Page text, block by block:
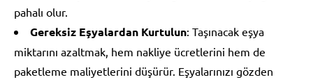
pahalı olur.
Gereksiz Eşyalardan Kurtulun: Taşınacak eşya
miktarını azaltmak, hem nakliye ücretlerini hem de
paketleme maliyetlerini düşürür. Eşyalarınızı gözden